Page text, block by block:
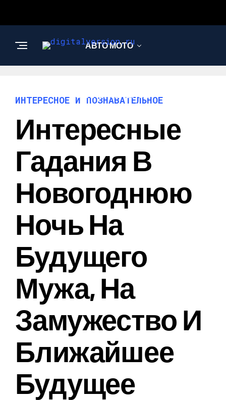
АВТО МОТО
ПОЗНАВАТЕЛЬНОЕ
ИНТЕРЕСНОЕ И ПОЗНАВАТЕЛЬНОЕ
Интересные
Гадания В
Новогоднюю
Ночь На
Будущего
Мужа, На
Замужество И
Ближайшее
Будущее